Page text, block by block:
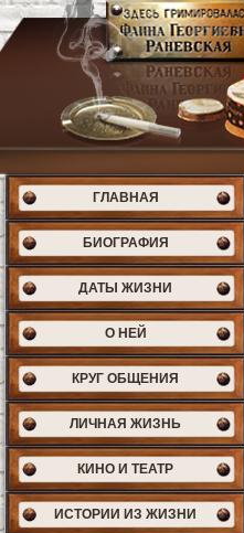
ГЛАВНАЯ
БИОГРАФИЯ
ДАТЫ ЖИЗНИ
О НЕЙ
КРУГ ОБЩЕНИЯ
ЛИЧНАЯ ЖИЗНЬ
КИНО И ТЕАТР
ИСТОРИИ ИЗ ЖИЗНИ